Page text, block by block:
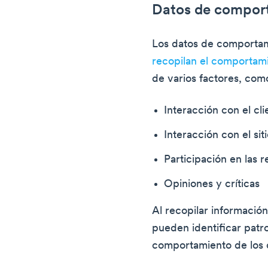
Datos de
Los datos de
recopilan el
de varios factores,
Interacción con el
Interacción con el
Participación en las
Opiniones y críticas
Al recopilar
pueden identificar
comportamiento de los